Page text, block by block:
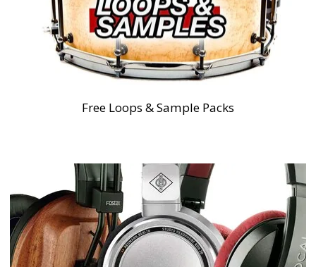
Free Loops & Sample Packs